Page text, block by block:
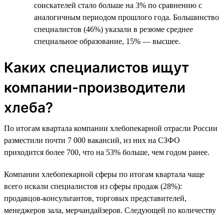
соискателей стало больше на 3% по сравнению с
аналогичным периодом прошлого года. Большинство
специалистов (46%) указали в резюме среднее
специальное образование, 15% — высшее.
Каких специалистов ищут
компании-производители
хлеба?
По итогам квартала компании хлебопекарной отрасли России
разместили почти 7 000 вакансий, из них на СЗФО
приходится более 700, что на 53% больше, чем годом ранее.
Компании хлебопекарной сферы по итогам квартала чаще
всего искали специалистов из сферы продаж (28%):
продавцов-консультантов, торговых представителей,
менеджеров зала, мерчандайзеров. Следующей по количеству